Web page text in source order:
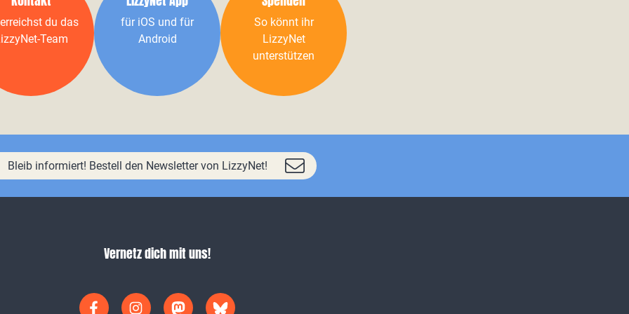
du das
Team
für iOS und für
Android
So könnt ihr
LizzyNet
unterstützen
Bleib informiert! Bestell den Newsletter von LizzyNet!
Vernetz dich mit uns!